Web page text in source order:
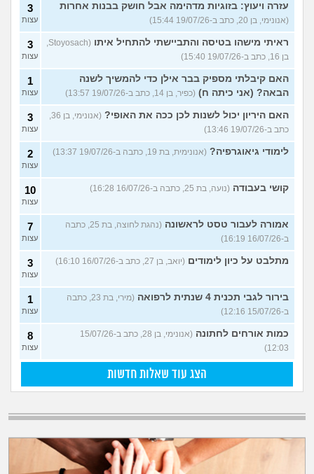
עזרה ויעוץ: בזוגיות מדהימה אבל חושק בבנות אחרות
(אנונימי, בן 20, כתב ב-19/07/26 15:44)
3
עצות
ראיתי מישהו בטיסה והתביישתי להתחיל איתו
(Stoyosach,
בן 16, כתב ב-19/07/26 15:40)
3
עצות
האם קיבלתי מספיק בבר אילן כדי להמשיך לשנה
הבאה? (אני כיתה ח) (כפיר, בן 14, כתב ב-19/07/26 13:57)
1
עצות
האם היריון יכול לשנות לכן ככה את האופי?
(אנונימי, בן 36,
כתב ב-19/07/26 13:46)
3
עצות
לימודי גיאוגרפיה? (אנונימית, בת 19, כתבה ב-19/07/26 13:37) 2
עצות
קושי בעבודה (נועה, בת 25, כתבה ב-16/07/26 16:28) 10
עצות
אמורה לעבור טסט לראשונה
(נהגת לחוצה, בת 25, כתבה
ב-16/07/26 16:19)
7
עצות
מתלבט על כיון לימודים (יואב, בן 27, כתב ב-16/07/26 16:10) 3
עצות
בירור לגבי תכנית 4 שנתית לרפואה
(מירי, בת 23, כתבה
ב-15/07/26 12:16)
1
עצות
כמות אורחים לחתונה
(אנונימי, בן 28, כתב ב-15/07/26
12:03)
8
עצות
הצג עוד שאלות חדשות